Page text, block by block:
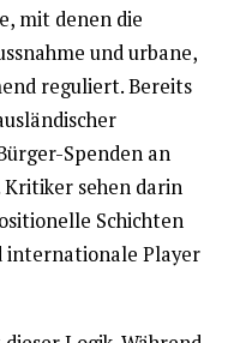
mit denen die
und urbane,
reguliert. Bereits
Spenden an
sehen darin
Schichten
internationale Player